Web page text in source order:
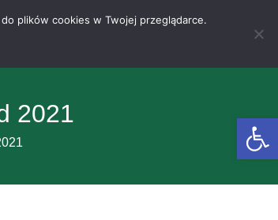
2021
plików cookies w Twojej przeglądarce.